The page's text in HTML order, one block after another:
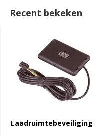
Recent bekeken
Laadruimtebeveiliging